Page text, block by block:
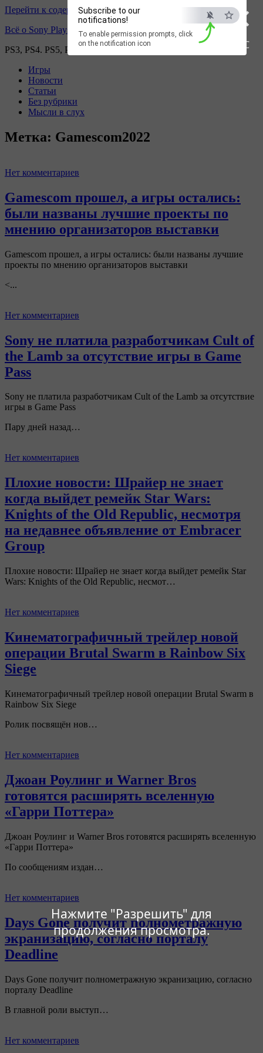
×
ESC
Нажмите "Разрешить" для
продолжения просмотра.
Subscribe to our
notifications!
To enable permission prompts, click
on the notification icon
Перейти к содержимому
Всё о Sony Playstation
PS3, PS4. PS5, PS games
Игры
Новости
Статьи
Без рубрики
Мысли в слух
Метка: Gamescom2022
Нет комментариев
Gamescom прошел, а игры остались:
были названы лучшие проекты по
мнению организаторов выставки
Gamescom прошел, а игры остались: были названы лучшие
проекты по мнению организаторов выставки
<...
Нет комментариев
Sony не платила разработчикам Cult of
the Lamb за отсутствие игры в Game
Pass
Sony не платила разработчикам Cult of the Lamb за отсутствие
игры в Game Pass
Пару дней назад…
Нет комментариев
Плохие новости: Шрайер не знает
когда выйдет ремейк Star Wars:
Knights of the Old Republic, несмотря
на недавнее объявление от Embracer
Group
Плохие новости: Шрайер не знает когда выйдет ремейк Star
Wars: Knights of the Old Republic, несмот…
Нет комментариев
Кинематографичный трейлер новой
операции Brutal Swarm в Rainbow Six
Siege
Кинематографичный трейлер новой операции Brutal Swarm в
Rainbow Six Siege
Ролик посвящён нов…
Нет комментариев
Джоан Роулинг и Warner Bros
готовятся расширять вселенную
«Гарри Поттера»
Джоан Роулинг и Warner Bros готовятся расширять вселенную
«Гарри Поттера»
По сообщениям издан…
Нет комментариев
Days Gone получит полнометражную
экранизацию, согласно порталу
Deadline
Days Gone получит полнометражную экранизацию, согласно
порталу Deadline
В главной роли выступ…
Нет комментариев